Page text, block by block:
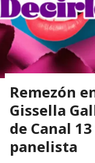
Remezón
Gissella
de Canal
panelista